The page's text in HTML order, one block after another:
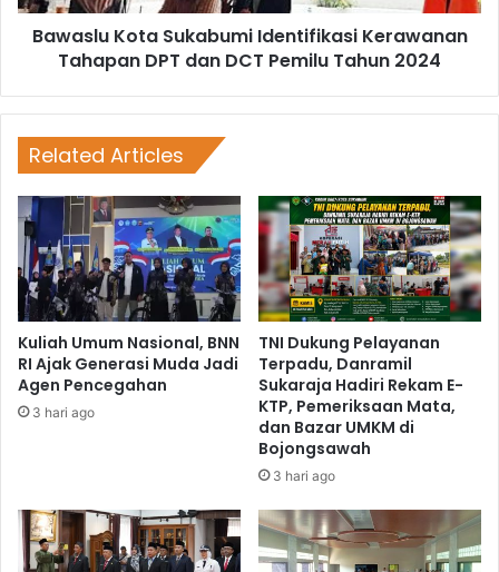
Bawaslu Kota Sukabumi Identifikasi Kerawanan
Tahapan DPT dan DCT Pemilu Tahun 2024
Related Articles
Kuliah Umum Nasional, BNN
RI Ajak Generasi Muda Jadi
Agen Pencegahan
3 hari ago
TNI Dukung Pelayanan
Terpadu, Danramil
Sukaraja Hadiri Rekam E-
KTP, Pemeriksaan Mata,
dan Bazar UMKM di
Bojongsawah
3 hari ago